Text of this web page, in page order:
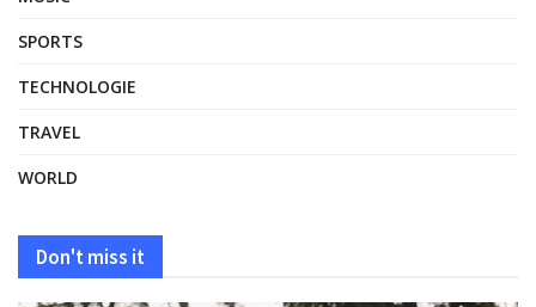
SPORTS
TECHNOLOGIE
TRAVEL
WORLD
Don't miss it